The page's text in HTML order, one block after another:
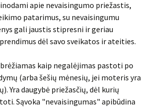
apie nevaisingumo priežastis,
patarimus, su nevaisingumu
gali jaustis stipresni ir geriau
dėl savo sveikatos ir ateities.
kaip negalėjimas pastoti po
(arba šešių mėnesių, jei moteris yra
Yra daugybė priežasčių, dėl kurių
Sąvoka "nevaisingumas" apibūdina